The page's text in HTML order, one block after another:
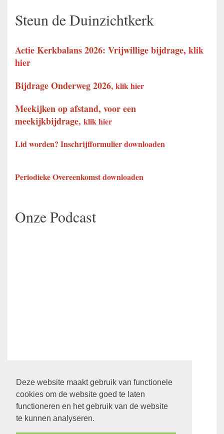
Deze website maakt gebruik van functionele
cookies om de website goed te laten
functioneren en het gebruik van de website
te kunnen analyseren.
Steun de Duinzichtkerk
Actie Kerkbalans 2026: Vrijwillige bijdrage, klik
hier
Bijdrage Onderweg 2026, klik hier
Meekijken op afstand, voor een
meekijkbijdrage, klik hier
Lid worden? Inschrijfformulierdownloaden
Periodieke Overeenkomstdownloaden
Onze Podcast
Ledenpagina
Klik hier om direct naar de ledenpagina te gaan.